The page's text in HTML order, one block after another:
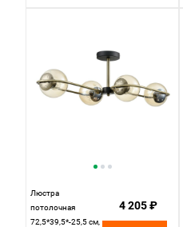
Люстра
потолочная
72,5*39,5*-25,5 см,
4 205 ₽